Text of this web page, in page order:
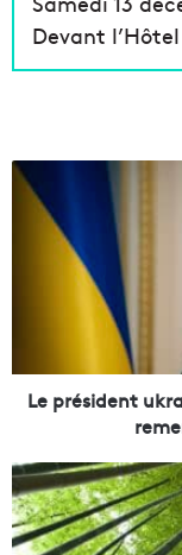
Devant
L
e
k
r
a
i
Le président
B
a
m
b